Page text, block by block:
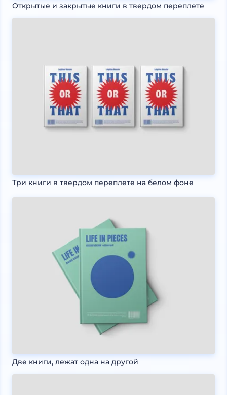
Открытые и закрытые книги в твердом переплете
Три книги в твердом переплете на белом фоне
Две книги, лежат одна на другой